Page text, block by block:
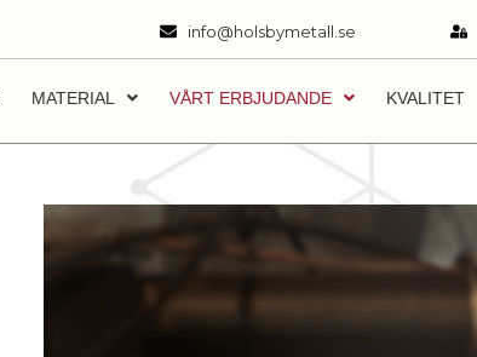
info@holsbymetall.se
MATERIAL VÅRT ERBJUDANDE KVALITET